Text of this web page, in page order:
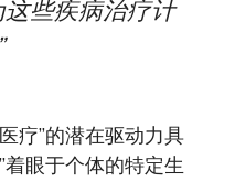
些疾病治疗计
疗”的潜在驱动力具
着眼于个体的特定生